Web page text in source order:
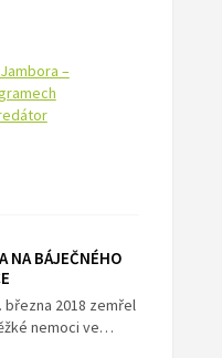
–
NA BÁJEČNÉHO
března 2018 zemřel
nemoci ve…